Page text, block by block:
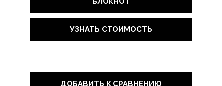
УЗНАТЬ СТОИМОСТЬ
ДОБАВИТЬ К СРАВНЕНИЮ